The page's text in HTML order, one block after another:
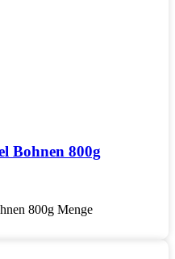
Bohnen 800g
800g Menge